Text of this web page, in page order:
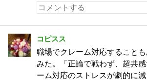
コピスス
職場でクレーム対応すること
みた。「正論で戦わず、超共
ーム対応のストレスが劇的に